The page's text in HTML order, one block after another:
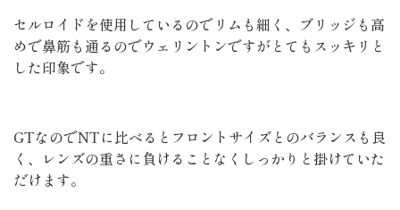
セルロイドを使用しているのでリムも細く、ブリッジも高
めで鼻筋も通るのでウェリントンですがとてもスッキリと
した印象です。
GTなのでNTに比べるとフロントサイズとのバランスも良
く、レンズの重さに負けることなくしっかりと掛けていた
だけます。